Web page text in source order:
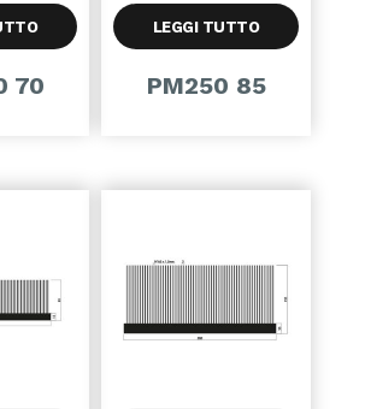
70
LEGGI TUTTO
PM250 85